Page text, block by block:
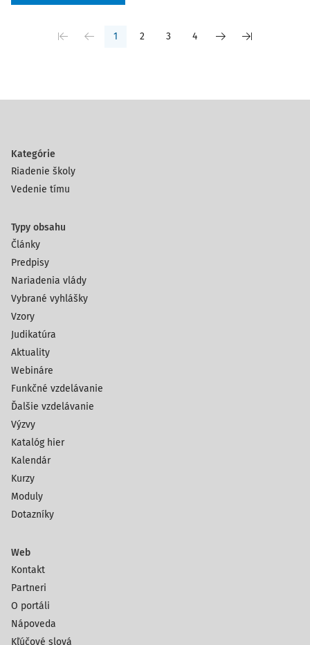
1 2 3 4
Kategórie
Riadenie školy
Vedenie tímu
Typy obsahu
Články
Predpisy
Nariadenia vlády
Vybrané vyhlášky
Vzory
Judikatúra
Aktuality
Webináre
Funkčné vzdelávanie
Ďalšie vzdelávanie
Výzvy
Katalóg hier
Kalendár
Kurzy
Moduly
Dotazníky
Web
Kontakt
Partneri
O portáli
Nápoveda
Kľúčové slová